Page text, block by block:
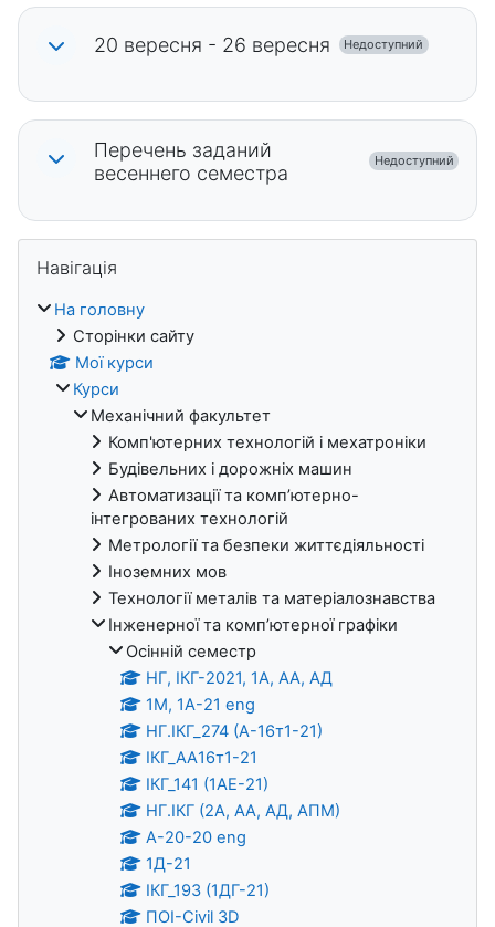
20 вересня - 26 вересня Недоступний
Перечень заданий
весеннего семестра
Недоступний
Блоки
Навігація
На головну
Сторінки сайту
Мої курси
Курси
Механічний факультет
Комп'ютерних технологій і мехатроніки
Будівельних і дорожніх машин
Автоматизації та комп’ютерно-
інтегрованих технологій
Метрології та безпеки життєдіяльності
Іноземних мов
Технології металів та матеріалознавства
Інженерної та комп’ютерної графіки
Осінній семестр
НГ, ІКГ-2021, 1А, АА, АД
1М, 1А-21 eng
НГ.ІКГ_274 (А-16т1-21)
ІКГ_АА16т1-21
ІКГ_141 (1АЕ-21)
НГ.ІКГ (2А, АА, АД, АПМ)
А-20-20 eng
1Д-21
ІКГ_193 (1ДГ-21)
ПOІ-Civil 3D